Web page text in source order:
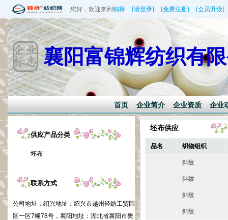
您好，欢迎来到 锦桥 [请登录] [免费注册] [会员升级]
襄阳富锦辉纺织有
首页 企业简介 企业资质 企业
供应产品分类
坯布
联系方式
公司地址： 绍兴地址：绍兴市越州轻纺工贸园
区一区7幢78号，襄阳地址：湖北省襄阳市樊
坯布供应
品名 织物组织
斜纹
斜纹
斜纹
斜纹